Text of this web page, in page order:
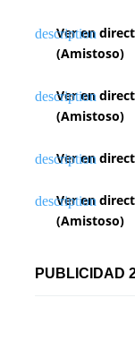
Ver en
(Amistoso)
Ver en
(Amistoso)
Ver en
Ver en
(Amistoso)
PUBLICIDAD